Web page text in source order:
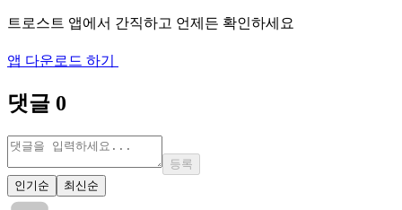
트로스트 앱에서 간직하고 언제든 확인하세요
앱 다운로드 하기
댓글 0
등록
인기순
최신순